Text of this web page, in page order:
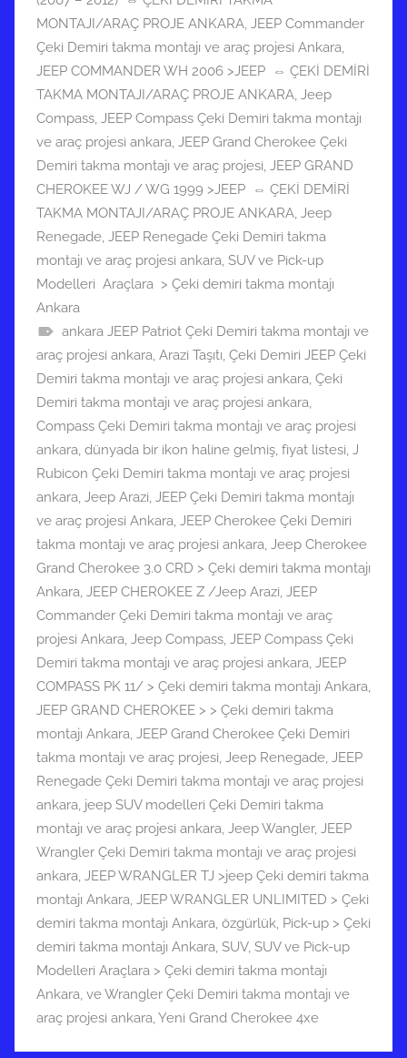
MONTAJI/ARAÇ PROJE ANKARA, JEEP Commander
Çeki Demiri takma montajı ve araç projesi Ankara,
JEEP COMMANDER WH 2006 >JEEP ⇔ ÇEKİ DEMİRİ
TAKMA MONTAJI/ARAÇ PROJE ANKARA, Jeep
Compass, JEEP Compass Çeki Demiri takma montajı
ve araç projesi ankara, JEEP Grand Cherokee Çeki
Demiri takma montajı ve araç projesi, JEEP GRAND
CHEROKEE WJ / WG 1999 >JEEP ⇔ ÇEKİ DEMİRİ
TAKMA MONTAJI/ARAÇ PROJE ANKARA, Jeep
Renegade, JEEP Renegade Çeki Demiri takma
montajı ve araç projesi ankara, SUV ve Pick-up
Modelleri Araçlara > Çeki demiri takma montajı
Ankara
ankara JEEP Patriot Çeki Demiri takma montajı ve
araç projesi ankara, Arazi Taşıtı, Çeki Demiri JEEP Çeki
Demiri takma montajı ve araç projesi ankara, Çeki
Demiri takma montajı ve araç projesi ankara,
Compass Çeki Demiri takma montajı ve araç projesi
ankara, dünyada bir ikon haline gelmiş, fiyat listesi, J
Rubicon Çeki Demiri takma montajı ve araç projesi
ankara, Jeep Arazi, JEEP Çeki Demiri takma montajı
ve araç projesi Ankara, JEEP Cherokee Çeki Demiri
takma montajı ve araç projesi ankara, Jeep Cherokee
Grand Cherokee 3.0 CRD > Çeki demiri takma montajı
Ankara, JEEP CHEROKEE Z /Jeep Arazi, JEEP
Commander Çeki Demiri takma montajı ve araç
projesi Ankara, Jeep Compass, JEEP Compass Çeki
Demiri takma montajı ve araç projesi ankara, JEEP
COMPASS PK 11/ > Çeki demiri takma montajı Ankara,
JEEP GRAND CHEROKEE > > Çeki demiri takma
montajı Ankara, JEEP Grand Cherokee Çeki Demiri
takma montajı ve araç projesi, Jeep Renegade, JEEP
Renegade Çeki Demiri takma montajı ve araç projesi
ankara, jeep SUV modelleri Çeki Demiri takma
montajı ve araç projesi ankara, Jeep Wangler, JEEP
Wrangler Çeki Demiri takma montajı ve araç projesi
ankara, JEEP WRANGLER TJ >jeep Çeki demiri takma
montajı Ankara, JEEP WRANGLER UNLIMITED > Çeki
demiri takma montajı Ankara, özgürlük, Pick-up > Çeki
demiri takma montajı Ankara, SUV, SUV ve Pick-up
Modelleri Araçlara > Çeki demiri takma montajı
Ankara, ve Wrangler Çeki Demiri takma montajı ve
araç projesi ankara,Yeni Grand Cherokee 4xe